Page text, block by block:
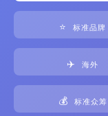
⭐ 标准品牌
✈️ 海外
💰 标准众筹